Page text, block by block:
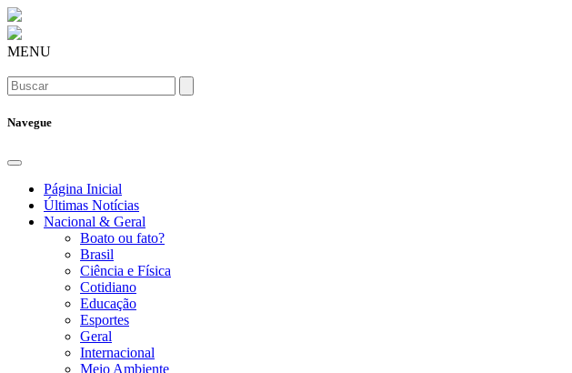
MENU
Navegue
Página Inicial
Últimas Notícias
Nacional & Geral
Boato ou fato?
Brasil
Ciência e Física
Cotidiano
Educação
Esportes
Geral
Internacional
Meio Ambiente